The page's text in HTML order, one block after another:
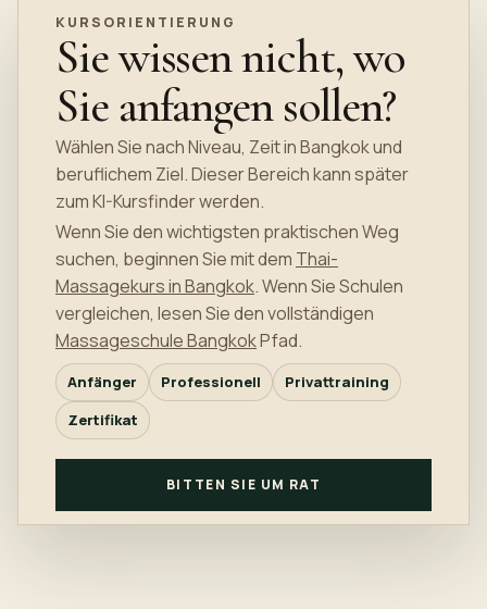
KURSORIENTIERUNG
Sie wissen nicht, wo
Sie anfangen sollen?
Wählen Sie nach Niveau, Zeit in Bangkok und
beruflichem Ziel. Dieser Bereich kann später
zum KI-Kursfinder werden.
Wenn Sie den wichtigsten praktischen Weg
suchen, beginnen Sie mit dem Thai-
Massagekurs in Bangkok. Wenn Sie Schulen
vergleichen, lesen Sie den vollständigen
Massageschule BangkokPfad.
Anfänger Professionell
Privattraining
Zertifikat
BITTEN SIE UM RAT